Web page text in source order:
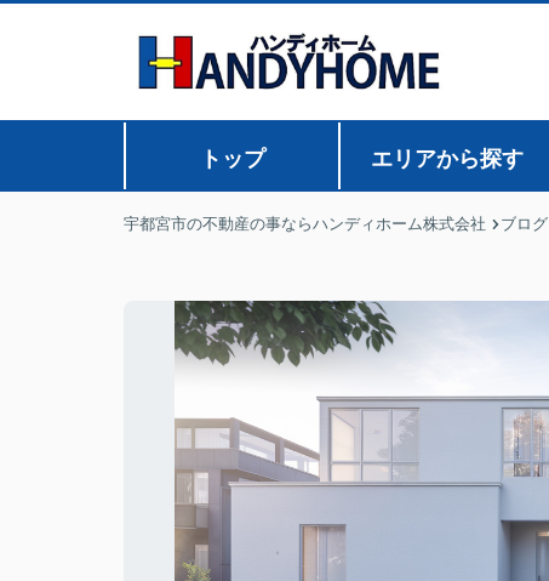
トップ エリアから探す
宇都宮市の不動産の事ならハンディホーム株式会社 ブログ